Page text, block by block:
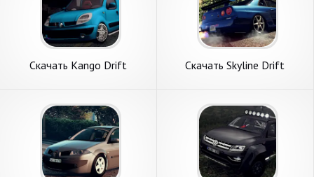
Скачать Kango Drift
на Андроид
Скачать Skyline Drift
на Андроид